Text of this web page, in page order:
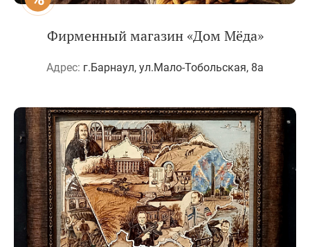
Фирменный магазин «Дом Мёда»
Адрес: г.Барнаул, ул.Мало-Тобольская, 8а